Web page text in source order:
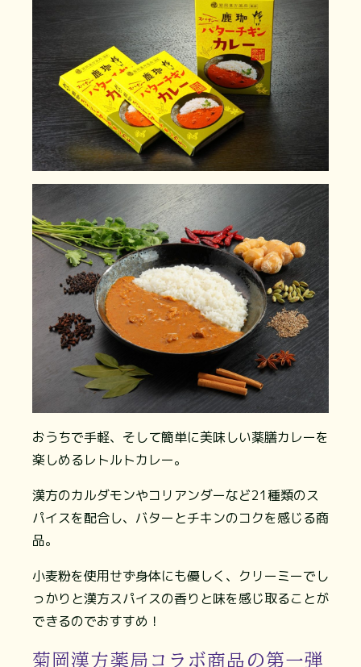
おうちで手軽、そして簡単に美味しい薬膳カレーを
楽しめるレトルトカレー。
漢方のカルダモンやコリアンダーなど21種類のス
パイスを配合し、バターとチキンのコクを感じる商
品。
小麦粉を使用せず身体にも優しく、クリーミーでし
っかりと漢方スパイスの香りと味を感じ取ることが
できるのでおすすめ！
菊岡漢方薬局コラボ商品の第一弾